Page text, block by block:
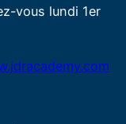
vous lundi 1er